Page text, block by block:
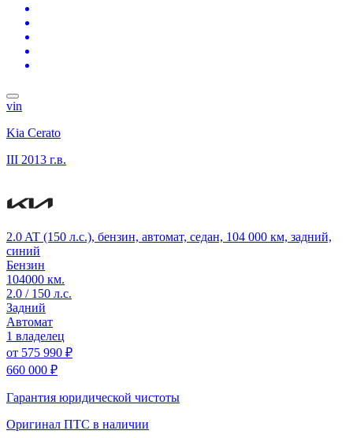
vin
Kia Cerato
III 2013 г.в.
2.0 AT (150 л.с.), бензин, автомат, седан, 104 000 км, задний,
синий
Бензин
104000 км.
2.0 / 150 л.с.
Задний
Автомат
1 владелец
от 575 990 ₽
660 000 ₽
Гарантия юридической чистоты
Оригинал ПТС в наличии